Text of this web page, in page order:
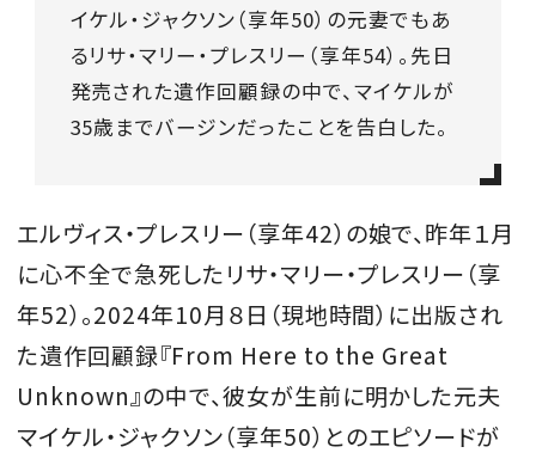
MAGAZINE
SPUR読者のためのメンバーシッププログラム
「The SPUR Club」。便利な機能と特典を無料で楽し
めます。
ログイン・新規会員登録
イケル・ジャクソン（享年50）の元妻でもあ
るリサ・マリー・プレスリー（享年54）。先日
発売された遺作回顧録の中で、マイケルが
35歳までバージンだったことを告白した。
エルヴィス・プレスリー（享年42）の娘で、昨年１月
に心不全で急死したリサ・マリー・プレスリー（享
年52）。2024年10月８日（現地時間）に出版され
た遺作回顧録『From Here to the Great
Unknown』の中で、彼女が生前に明かした元夫
マイケル・ジャクソン（享年50）とのエピソードが